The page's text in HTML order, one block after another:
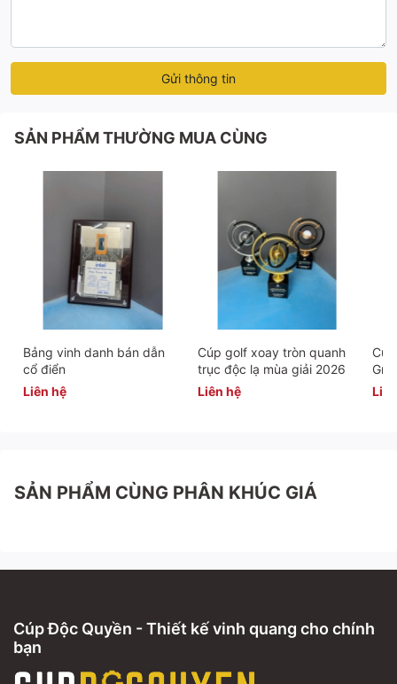
Gửi thông tin
SẢN PHẨM THƯỜNG MUA CÙNG
Bảng vinh danh bán dẫn
cổ điển
Liên hệ
Cúp golf xoay tròn quanh
trục độc lạ mùa giải 2026
Liên hệ
SẢN PHẨM CÙNG PHÂN KHÚC GIÁ
Cúp Độc Quyền - Thiết kế vinh quang cho chính
bạn